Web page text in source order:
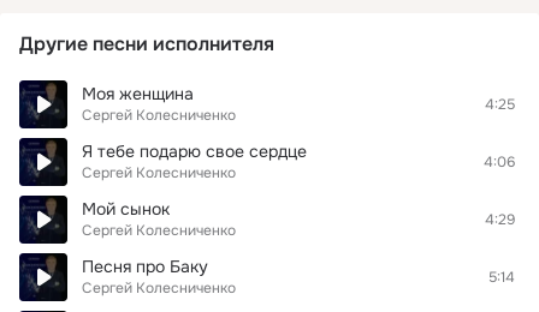
Другие песни исполнителя
Моя женщина
Сергей Колесниченко
4:25
Я тебе подарю свое сердце
Сергей Колесниченко
4:06
Мой сынок
Сергей Колесниченко
4:29
Песня про Баку
Сергей Колесниченко
5:14